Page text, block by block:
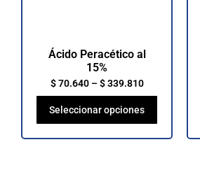
Ácido Peracético al
15%
$70.640–$339.810
Seleccionar opciones